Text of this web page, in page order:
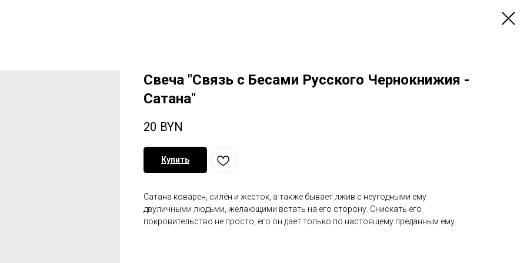
Свеча "Связь с Бесами Русского Чернокнижия -
Сатана"
20 BYN
Купить
Сатана коварен, силён и жесток, а также бывает лжив с неугодными ему
двуличными людьми, желающими встать на его сторону. Снискать его
покровительство не просто, его он даёт только по настоящему преданным ему.